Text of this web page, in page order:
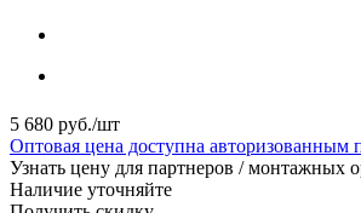
5 680 руб./шт
Оптовая цена доступна авторизованным
Узнать цену для партнеров / монтажных
Наличие уточняйте